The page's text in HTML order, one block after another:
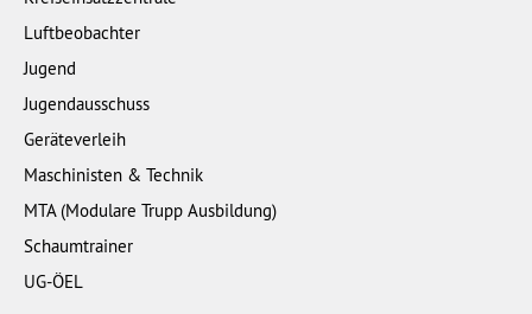
Luftbeobachter
Jugend
Jugendausschuss
Geräteverleih
Maschinisten & Technik
MTA (Modulare Trupp Ausbildung)
Schaumtrainer
UG-ÖEL